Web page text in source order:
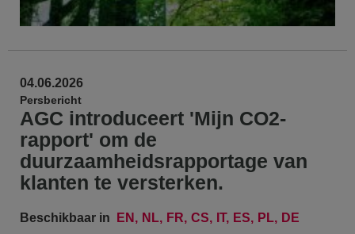
04.06.2026
Persbericht
AGC introduceert 'Mijn CO2-
rapport' om de
duurzaamheidsrapportage van
klanten te versterken.
Beschikbaar in EN NL FR CS IT ES PL DE